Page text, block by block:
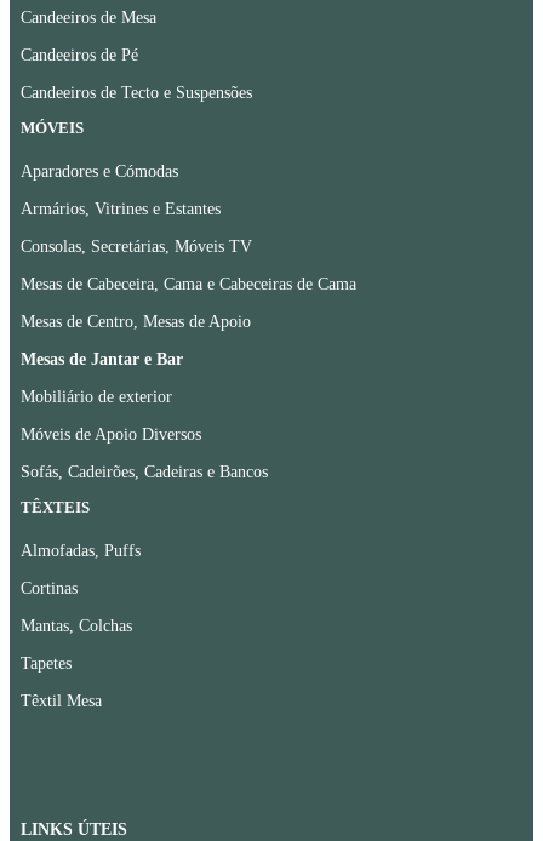
Candeeiros de Mesa
Candeeiros de Pé
Candeeiros de Tecto e Suspensões
MÓVEIS
Aparadores e Cómodas
Armários, Vitrines e Estantes
Consolas, Secretárias, Móveis TV
Mesas de Cabeceira, Cama e Cabeceiras de Cama
Mesas de Centro, Mesas de Apoio
Mesas de Jantar e Bar
Mobiliário de exterior
Móveis de Apoio Diversos
Sofás, Cadeirões, Cadeiras e Bancos
TÊXTEIS
Almofadas, Puffs
Cortinas
Mantas, Colchas
Tapetes
Têxtil Mesa
LINKS ÚTEIS